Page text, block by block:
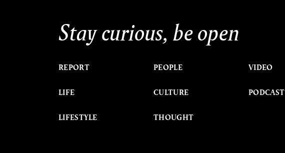
Stay curious, be open
REPORT
LIFE
LIFESTYLE
PEOPLE
CULTURE
THOUGHT
VIDEO
PODCAST